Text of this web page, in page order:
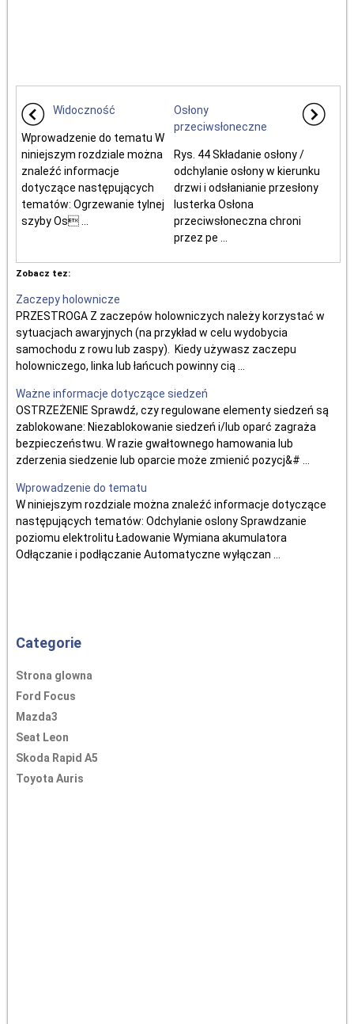
Widoczność
Wprowadzenie do tematu W
niniejszym rozdziale można
znaleźć informacje
dotyczące następujących
tematów: Ogrzewanie tylnej
szyby Os ...
Osłony
przeciwsłoneczne
Rys. 44 Składanie osłony /
odchylanie osłony w kierunku
drzwi i odsłanianie przesłony
lusterka Osłona
przeciwsłoneczna chroni
przez pe ...
Zobacz tez:
Zaczepy holownicze
PRZESTROGA Z zaczepów holowniczych należy korzystać w
sytuacjach awaryjnych (na przykład w celu wydobycia
samochodu z rowu lub zaspy). Kiedy używasz zaczepu
holowniczego, linka lub łańcuch powinny cią ...
Ważne informacje dotyczące siedzeń
OSTRZEŻENIE Sprawdź, czy regulowane elementy siedzeń są
zablokowane: Niezablokowanie siedzeń i/lub oparć zagraża
bezpieczeństwu. W razie gwałtownego hamowania lub
zderzenia siedzenie lub oparcie może zmienić pozycj&# ...
Wprowadzenie do tematu
W niniejszym rozdziale można znaleźć informacje dotyczące
następujących tematów: Odchylanie oslony Sprawdzanie
poziomu elektrolitu Ładowanie Wymiana akumulatora
Odłączanie i podłączanie Automatyczne wyłączan ...
Categorie
Strona glowna
Ford Focus
Mazda3
Seat Leon
Skoda Rapid A5
Toyota Auris